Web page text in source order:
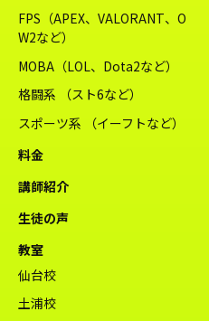
FPS（APEX、VALORANT、O
W2など）
MOBA（LOL、Dota2など）
格闘系 （スト6など）
スポーツ系 （イーフトなど）
料金
講師紹介
生徒の声
教室
仙台校
土浦校